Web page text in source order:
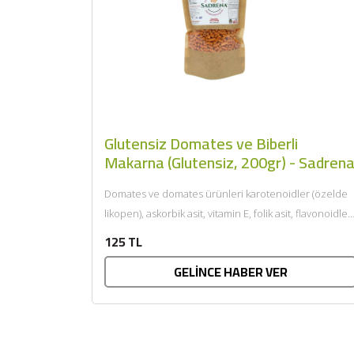
Glutensiz Domates ve Biberli
Makarna (Glutensiz, 200gr) - Sadrena
Domates ve domates ürünleri karotenoidler (özelde
likopen), askorbik asit, vitamin E, folik asit, flavonoidler
125 TL
GELİNCE HABER VER